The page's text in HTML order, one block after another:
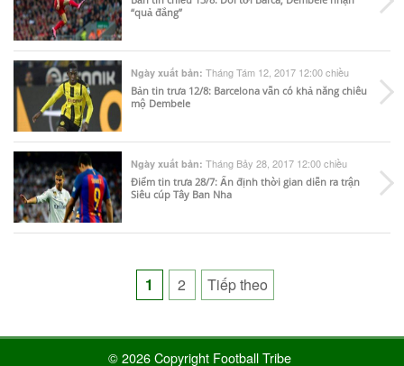
“quả đắng”
Ngày xuất bản: Tháng Tám 12, 2017 12:00 chiều
Bản tin trưa 12/8: Barcelona vẫn có khả năng chiêu
mộ Dembele
Ngày xuất bản: Tháng Bảy 28, 2017 12:00 chiều
Điểm tin trưa 28/7: Ấn định thời gian diễn ra trận
Siêu cúp Tây Ban Nha
Posts
pagination
1 2 Tiếp theo
© 2026 Copyright Football Tribe